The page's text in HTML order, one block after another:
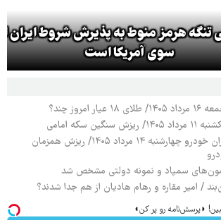
هرمز منوط به پذیرش شروط ایران از
سوی آمریکا است
چند؟
سکه امامی
قیمت محصولات ایران خودرو چهارشنبه ۱۴ مرداد ۱۴۰۵/ ریزش همزمان
سمپاد و نمونه دولتی مشخص شد
/ امیر مقاره و رهام هادیان از هم جدا شدند؟
ببین! ◗پرسش‌نامه رو پر کن◖